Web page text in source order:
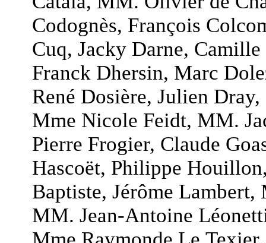
Codognès, François
Cuq, Jacky Darne,
Franck Dhersin, Marc
René Dosière, Julien
Mme Nicole Feidt, MM.
Pierre Frogier, Claude
Hascoët, Philippe
Baptiste, Jérôme
MM. Jean-Antoine